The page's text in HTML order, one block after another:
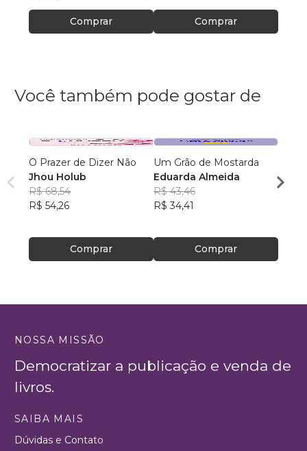
Comprar Comprar
Você também pode gostar de
O Prazer de Dizer Não
Jhou Holub
R$ 68,54
R$ 54,26
Comprar
Um Grão de Mostarda
Eduarda Almeida
R$ 43,46
R$ 34,41
Comprar
Ellen
NOSSA MISSÃO
Democratizar a publicação e venda de
livros.
SAIBA MAIS
Dúvidas e Contato